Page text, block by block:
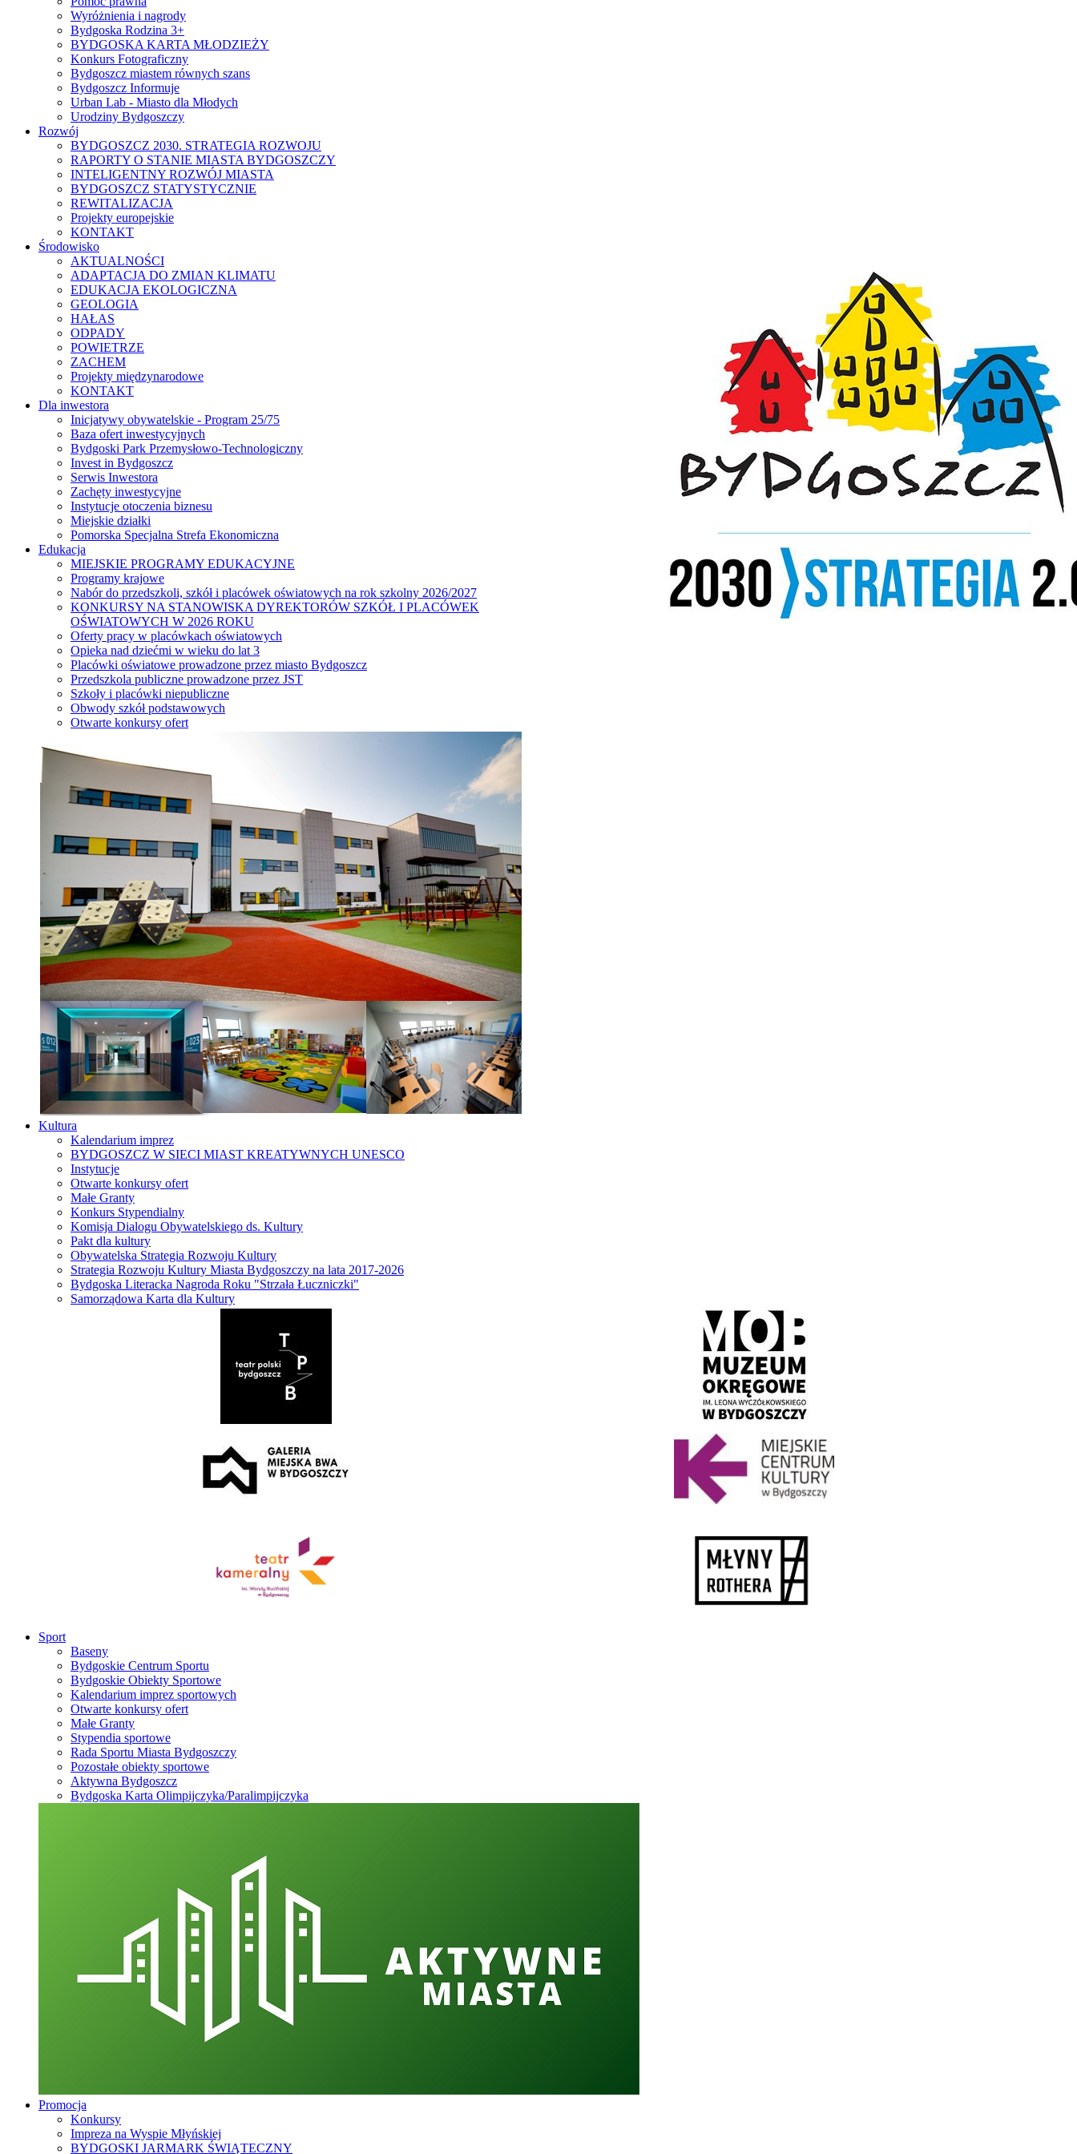
Wyróżnienia i nagrody
Bydgoska Rodzina 3+
BYDGOSKA KARTA MŁODZIEŻY
Konkurs Fotograficzny
Bydgoszcz miastem równych szans
Bydgoszcz Informuje
Urban Lab - Miasto dla Młodych
Urodziny Bydgoszczy
Rozwój
BYDGOSZCZ 2030. STRATEGIA ROZWOJU
RAPORTY O STANIE MIASTA BYDGOSZCZY
INTELIGENTNY ROZWÓJ MIASTA
BYDGOSZCZ STATYSTYCZNIE
REWITALIZACJA
Projekty europejskie
KONTAKT
Środowisko
AKTUALNOŚCI
ADAPTACJA DO ZMIAN KLIMATU
EDUKACJA EKOLOGICZNA
GEOLOGIA
HAŁAS
ODPADY
POWIETRZE
ZACHEM
Projekty międzynarodowe
KONTAKT
Dla inwestora
Inicjatywy obywatelskie - Program 25/75
Baza ofert inwestycyjnych
Bydgoski Park Przemysłowo-Technologiczny
Invest in Bydgoszcz
Serwis Inwestora
Zachęty inwestycyjne
Instytucje otoczenia biznesu
Miejskie działki
Pomorska Specjalna Strefa Ekonomiczna
Edukacja
MIEJSKIE PROGRAMY EDUKACYJNE
Programy krajowe
Nabór do przedszkoli, szkół i placówek oświatowych na rok szkolny 2026/2027
KONKURSY NA STANOWISKA DYREKTORÓW SZKÓŁ I PLACÓWEK
OŚWIATOWYCH W 2026 ROKU
Oferty pracy w placówkach oświatowych
Opieka nad dziećmi w wieku do lat 3
Placówki oświatowe prowadzone przez miasto Bydgoszcz
Przedszkola publiczne prowadzone przez JST
Szkoły i placówki niepubliczne
Obwody szkół podstawowych
Otwarte konkursy ofert
Kultura
Kalendarium imprez
BYDGOSZCZ W SIECI MIAST KREATYWNYCH UNESCO
Instytucje
Otwarte konkursy ofert
Małe Granty
Konkurs Stypendialny
Komisja Dialogu Obywatelskiego ds. Kultury
Pakt dla kultury
Obywatelska Strategia Rozwoju Kultury
Strategia Rozwoju Kultury Miasta Bydgoszczy na lata 2017-2026
Bydgoska Literacka Nagroda Roku "Strzała Łuczniczki"
Samorządowa Karta dla Kultury
Sport
Baseny
Bydgoskie Centrum Sportu
Bydgoskie Obiekty Sportowe
Kalendarium imprez sportowych
Otwarte konkursy ofert
Małe Granty
Stypendia sportowe
Rada Sportu Miasta Bydgoszczy
Pozostałe obiekty sportowe
Aktywna Bydgoszcz
Bydgoska Karta Olimpijczyka/Paralimpijczyka
Promocja
Konkursy
Impreza na Wyspie Młyńskiej
BYDGOSKI JARMARK ŚWIĄTECZNY